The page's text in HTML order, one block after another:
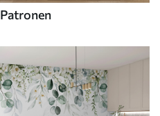
Patronen